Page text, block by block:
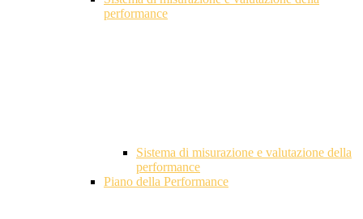
performance
Sistema di misurazione e valutazione della
performance
Piano della Performance